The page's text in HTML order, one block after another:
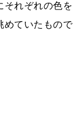
それぞれの色を
めていたもので